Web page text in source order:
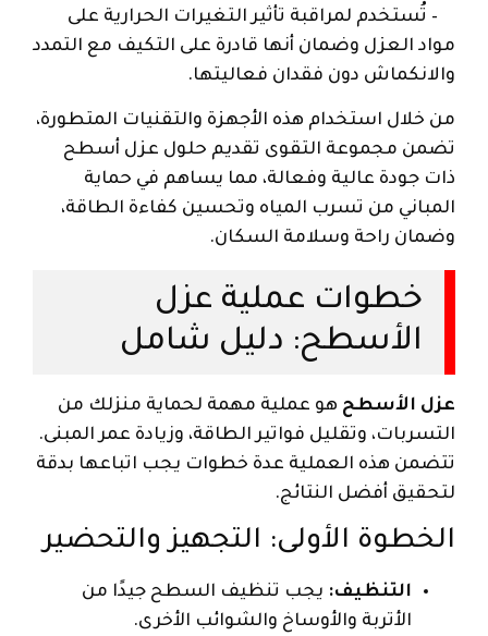
– تُستخدم لمراقبة تأثير التغيرات الحرارية على
مواد العزل وضمان أنها قادرة على التكيف مع التمدد
والانكماش دون فقدان فعاليتها.
من خلال استخدام هذه الأجهزة والتقنيات المتطورة،
تضمن مجموعة التقوى تقديم حلول عزل أسطح
ذات جودة عالية وفعالة، مما يساهم في حماية
المباني من تسرب المياه وتحسين كفاءة الطاقة،
وضمان راحة وسلامة السكان.
خطوات عملية عزل
الأسطح: دليل شامل
عزل الأسطح هو عملية مهمة لحماية منزلك من
التسربات، وتقليل فواتير الطاقة، وزيادة عمر المبنى.
تتضمن هذه العملية عدة خطوات يجب اتباعها بدقة
لتحقيق أفضل النتائج.
الخطوة الأولى: التجهيز والتحضير
التنظيف: يجب تنظيف السطح جيدًا من
الأتربة والأوساخ والشوائب الأخرى.